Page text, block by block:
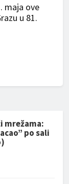
maja ove
u 81.
mrežama:
po sali